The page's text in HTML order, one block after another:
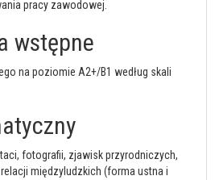
pracy zawodowej.
wstępne
na poziomie A2+/B1 według skali
fotografii, zjawisk przyrodniczych,
międzyludzkich (forma ustna i